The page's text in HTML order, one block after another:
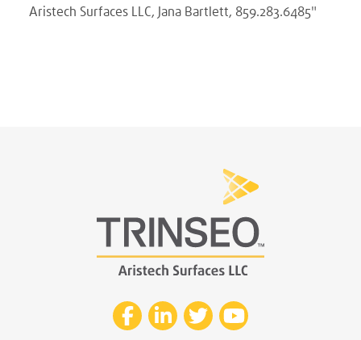
Aristech Surfaces LLC, Jana Bartlett, 859.283.6485"